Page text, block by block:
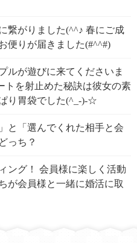
繋がりました(^^♪ 春にご成
便りが届きました(#^^#)
ルが遊びに来てくださいま
トを射止めた秘訣は彼女の素
り胃袋でした(^_-)-☆
と「選んでくれた相手と会
っち？
ング！ 会員様に楽しく活動
が会員様と一緒に婚活に取